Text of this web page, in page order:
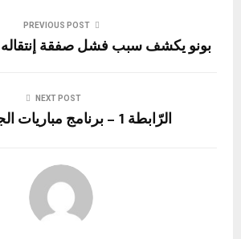
PREVIOUS POST
بونو يكشف سبب فشل صفقة إنتقاله
NEXT POST
الرّابطة 1 – برنامج مباريات الجولة الرّابعة